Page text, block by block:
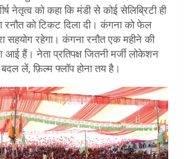
नेतृत्व को कहा कि मंडी से कोई सेलिब्रिटी ही
को टिकट दिला दी। कंगना को फेल
सहयोग रहेगा। कंगना रनौत एक महीने की
हैं। नेता प्रतिपक्ष जितनी मर्जी लोकेशन
लें, फ़िल्म फ्लॉप होना तय है।